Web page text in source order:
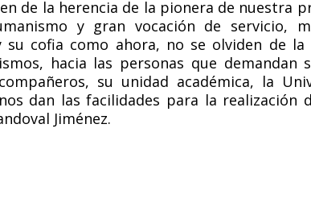
de la herencia de la pionera de nuestra
y gran vocación de servicio,
su cofia como ahora, no se olviden de
hacia las personas que demandan
su unidad académica, la
dan las facilidades para la realización
Jiménez.